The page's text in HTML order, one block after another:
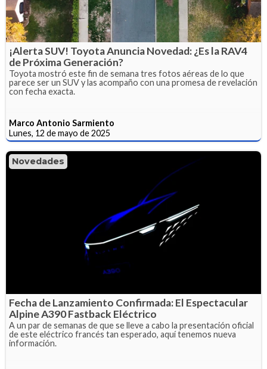
¡Alerta SUV! Toyota Anuncia Novedad: ¿Es la RAV4
de Próxima Generación?
Toyota mostró este fin de semana tres fotos aéreas de lo que
parece ser un SUV y las acompaño con una promesa de revelación
con fecha exacta.
Marco Antonio Sarmiento
Lunes, 12 de mayo de 2025
Novedades
Fecha de Lanzamiento Confirmada: El Espectacular
Alpine A390 Fastback Eléctrico
A un par de semanas de que se lleve a cabo la presentación oficial
de este eléctrico francés tan esperado, aquí tenemos nueva
información.